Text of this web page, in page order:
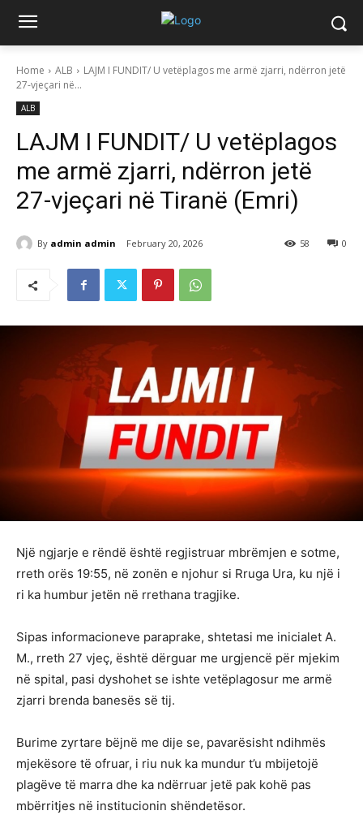
Home ALB
LAJM I FUNDIT/ U vetëplagos me armë zjarri, ndërron jetë
27-vjeçari në...
ALB
LAJM I FUNDIT/ U vetëplagos
me armë zjarri, ndërron jetë
27-vjeçari në Tiranë (Emri)
By admin admin February 20, 2026 0
58
Një ngjarje e rëndë është regjistruar mbrëmjen e sotme,
rreth orës 19:55, në zonën e njohur si Rruga Ura, ku një i
ri ka humbur jetën në rrethana tragjike.
Sipas informacioneve paraprake, shtetasi me inicialet A.
M., rreth 27 vjeç, është dërguar me urgjencë për mjekim
në spital, pasi dyshohet se ishte vetëplagosur me armë
zjarri brenda banesës së tij.
Burime zyrtare bëjnë me dije se, pavarësisht ndihmës
mjekësore të ofruar, i riu nuk ka mundur t’u mbijetojë
plagëve të marra dhe ka ndërruar jetë pak kohë pas
mbërritjes në institucionin shëndetësor.